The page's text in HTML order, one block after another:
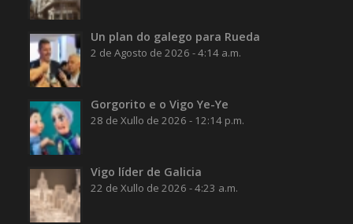
Un plan do galego para Rueda
2 de Agosto de 2026 - 4:14 a.m.
Gorgorito e o Vigo Ye-Ye
28 de Xullo de 2026 - 12:14 p.m.
Vigo líder de Galicia
22 de Xullo de 2026 - 4:23 a.m.